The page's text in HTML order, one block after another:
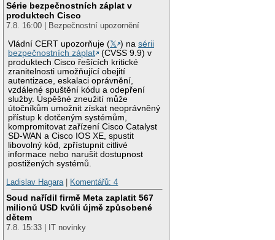
Série bezpečnostních záplat v
produktech Cisco
7.8. 16:00 | Bezpečnostní upozornění
Vládní CERT upozorňuje (𝕏 ) nasérii
bezpečnostních záplat
(CVSS 9.9) v
produktech Cisco řešících kritické
zranitelnosti umožňující obejití
autentizace, eskalaci oprávnění,
vzdálené spuštění kódu a odepření
služby. Úspěšné zneužití může
útočníkům umožnit získat neoprávněný
přístup k dotčeným systémům,
kompromitovat zařízení Cisco Catalyst
SD-WAN a Cisco IOS XE, spustit
libovolný kód, zpřístupnit citlivé
informace nebo narušit dostupnost
postižených systémů.
Ladislav Hagara
Komentářů: 4
Soud nařídil firmě Meta zaplatit 567
milionů USD kvůli újmě způsobené
dětem
7.8. 15:33 | IT novinky